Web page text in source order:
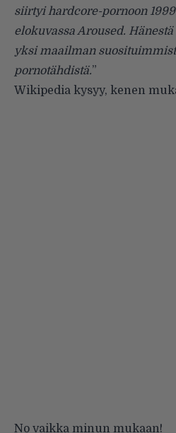
siirtyi hardcore-pornoon
elokuvassa Aroused.
yksi maailman
pornotähdistä.”
Wikipedia kysyy, kenen
No vaikka minun mukaan!